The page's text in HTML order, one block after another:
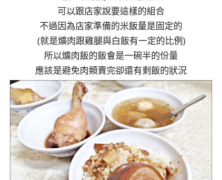
可以跟店家說要這樣的組合
不過因為店家準備的米飯量是固定的
(就是爌肉跟雞腿與白飯有一定的比例)
所以爌肉飯的飯會是一碗半的份量
應該是避免肉類賣完卻還有剩飯的狀況